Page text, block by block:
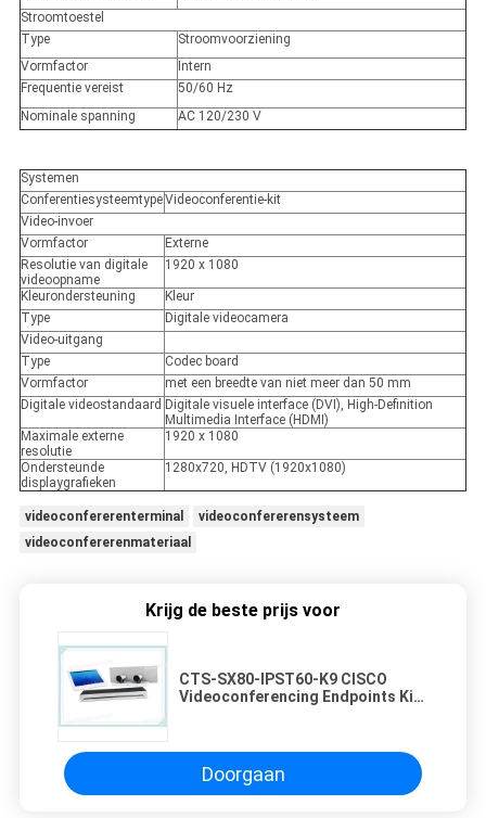
Stroomtoestel
Type
Stroomvoorziening
Vormfactor
Intern
Frequentie vereist
50/60 Hz
Nominale spanning
AC 120/230 V
Systemen
ConferentiesysteemtypeVideoconferentie-kit
Video-invoer
Vormfactor
Externe
Resolutie van digitale
videoopname
1920 x 1080
Kleurondersteuning
Kleur
Type
Digitale videocamera
Video-uitgang
Type
Codec board
Vormfactor
met een breedte van niet meer dan 50 mm
Digitale videostandaard Digitale visuele interface (DVI), High-Definition
Multimedia Interface (HDMI)
Maximale externe
resolutie
1920 x 1080
Ondersteunde
displaygrafieken
1280x720, HDTV (1920x1080)
videoconfererenterminal
videoconfererensysteem
videoconfererenmateriaal
Krijg de beste prijs voor
CTS-SX80-IPST60-K9 CISCO
Videoconferencing Endpoints Kit
Doorgaan